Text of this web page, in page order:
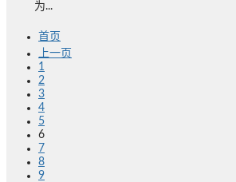
为...
首页
上一页
1
2
3
4
5
6
7
8
9